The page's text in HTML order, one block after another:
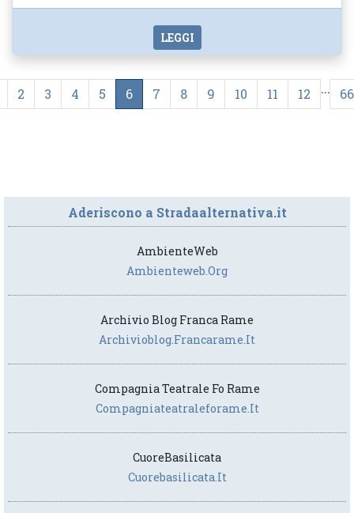
LEGGI
2 3 4 5 6 7 8 9 10 11 12 ...
Aderiscono a Stradaalternativa.it
AmbienteWeb
Ambienteweb.org
Archivio Blog Franca Rame
Archivioblog.francarame.it
Compagnia Teatrale Fo Rame
Compagniateatraleforame.it
CuoreBasilicata
Cuorebasilicata.it